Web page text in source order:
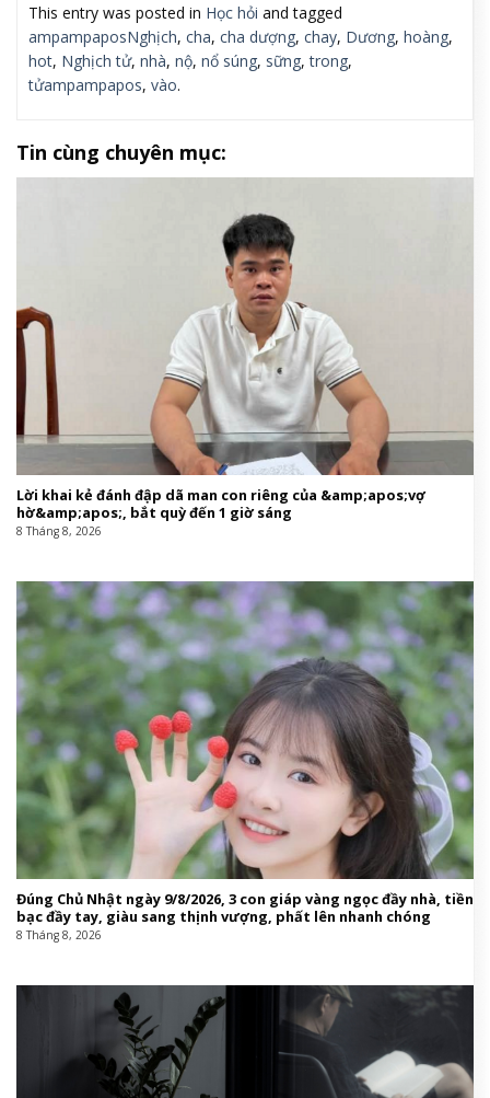
This entry was posted in Học hỏi and tagged
ampampaposNghịch, cha, cha dượng, chay, Dương, hoàng,
hot, Nghịch tử, nhà, nộ, nổ súng, sững,trong,
tửampampapos, vào.
Tin cùng chuyên mục:
Lời khai kẻ đánh đập dã man con riêng của &amp;apos;vợ
hờ&amp;apos;, bắt quỳ đến 1 giờ sáng
8 Tháng 8, 2026
Đúng Chủ Nhật ngày 9/8/2026, 3 con giáp vàng ngọc đầy nhà, tiền
bạc đầy tay, giàu sang thịnh vượng, phất lên nhanh chóng
8 Tháng 8, 2026